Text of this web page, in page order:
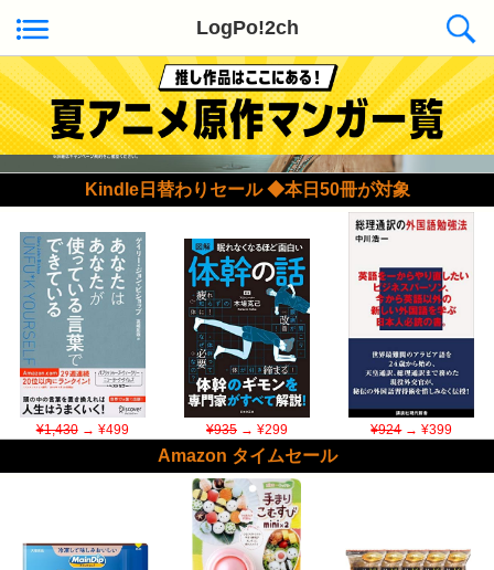
LogPo!2ch
Kindle日替わりセール ◆本日50冊が対象
¥1,430→ ¥499 ¥935→ ¥299 ¥924→ ¥399
Amazon タイムセール